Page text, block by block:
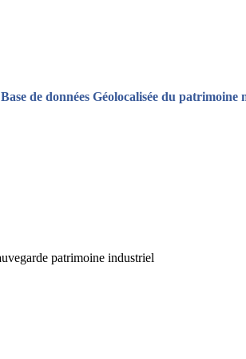
Base de données Géolocalisée du